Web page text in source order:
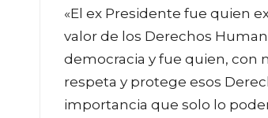
«El ex Presidente fue quien
valor de los Derechos
democracia y fue quien, con
respeta y protege esos
importancia que solo lo